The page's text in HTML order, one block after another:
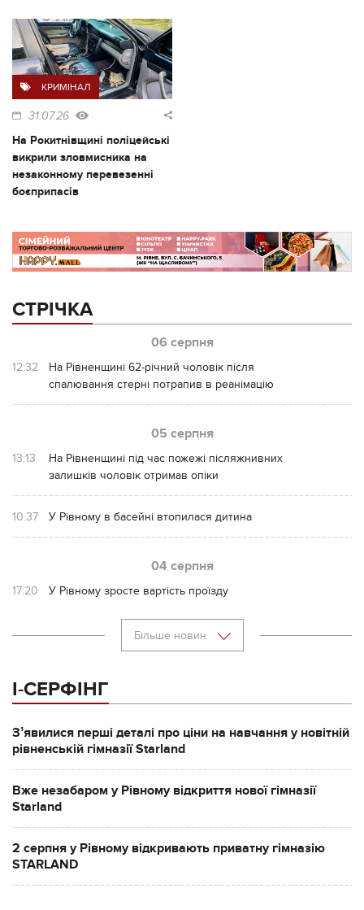
КРИМІНАЛ
31.07.26
На Рокитнівщині поліцейські
викрили зловмисника на
незаконному перевезенні
боєприпасів
СТРІЧКА
06 серпня
12:32
На Рівненщині 62-річний чоловік після
спалювання стерні потрапив в реанімацію
05 серпня
13:13
На Рівненщині під час пожежі післяжнивних
залишків чоловік отримав опіки
10:37 У Рівному в басейні втопилася дитина
04 серпня
17:20 У Рівному зросте вартість проїзду
Більше новин
І-СЕРФІНГ
Зʼявилися перші деталі про ціни на навчання у новітній
рівненській гімназії Starland
Вже незабаром у Рівному відкриття нової гімназії
Starland
2 серпня у Рівному відкривають приватну гімназію
STARLAND